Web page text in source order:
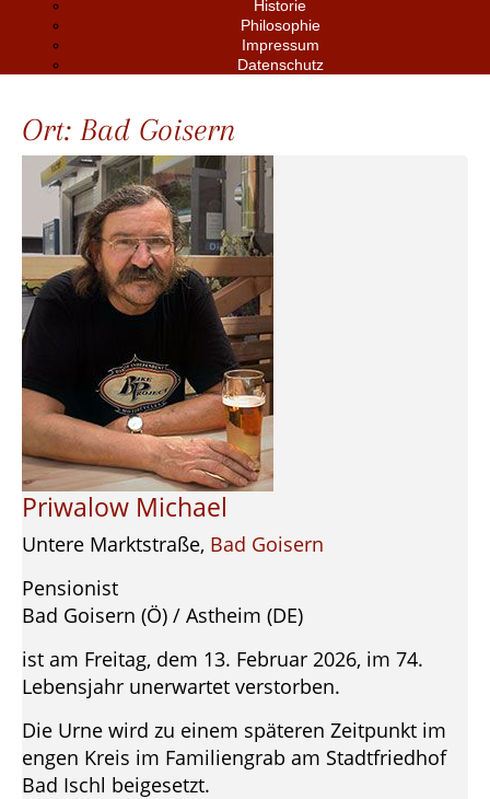
Historie
Philosophie
Impressum
Datenschutz
Ort: Bad Goisern
Priwalow Michael
Untere Marktstraße, Bad Goisern
Pensionist
Bad Goisern (Ö) / Astheim (DE)
ist am Freitag, dem 13. Februar 2026, im 74.
Lebensjahr unerwartet verstorben.
Die Urne wird zu einem späteren Zeitpunkt im
engen Kreis im Familiengrab am Stadtfriedhof
Bad Ischl beigesetzt.